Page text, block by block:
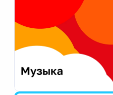
Екатеринбург
Калининград
Калуга